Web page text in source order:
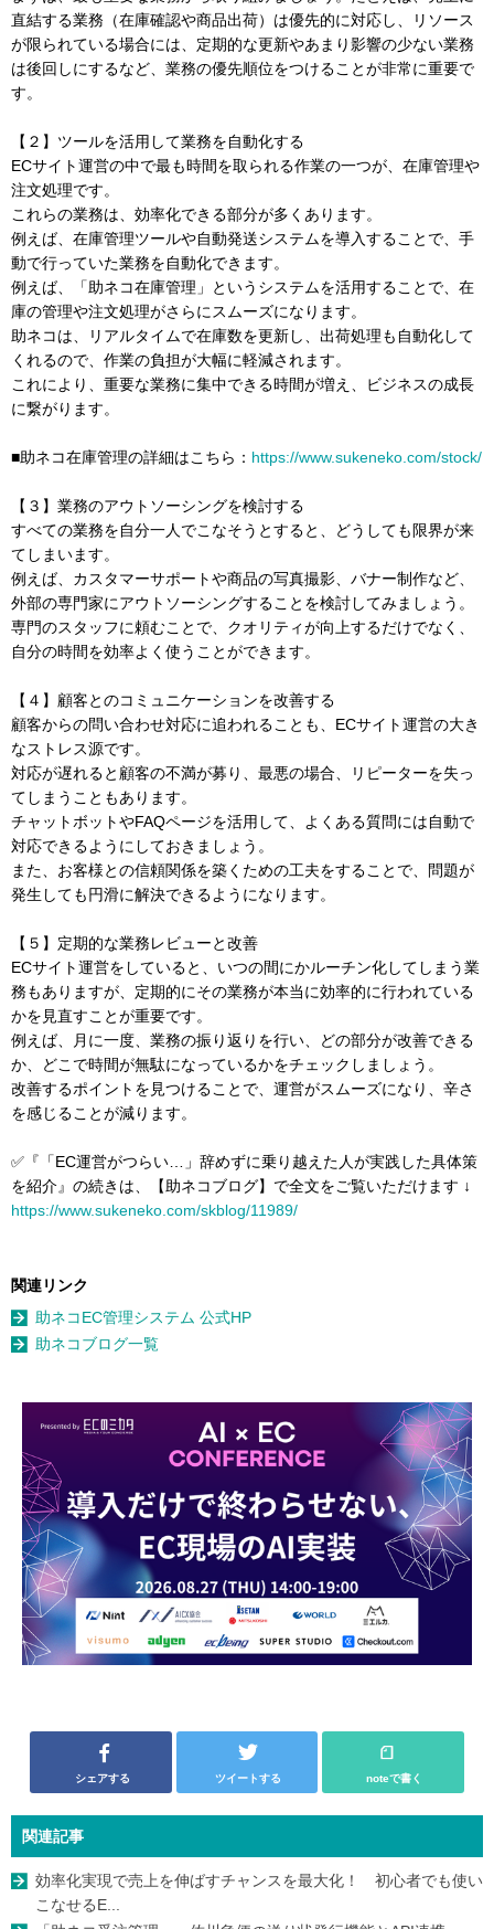
直結する業務（在庫確認や商品出荷）は優先的に対応し、リソース
が限られている場合には、定期的な更新やあまり影響の少ない業務
は後回しにするなど、業務の優先順位をつけることが非常に重要で
す。
【２】ツールを活用して業務を自動化する
ECサイト運営の中で最も時間を取られる作業の一つが、在庫管理や
注文処理です。
これらの業務は、効率化できる部分が多くあります。
例えば、在庫管理ツールや自動発送システムを導入することで、手
動で行っていた業務を自動化できます。
例えば、「助ネコ在庫管理」というシステムを活用することで、在
庫の管理や注文処理がさらにスムーズになります。
助ネコは、リアルタイムで在庫数を更新し、出荷処理も自動化して
くれるので、作業の負担が大幅に軽減されます。
これにより、重要な業務に集中できる時間が増え、ビジネスの成長
に繋がります。
■助ネコ在庫管理の詳細はこちら： https://www.sukeneko.com/stock/
【３】業務のアウトソーシングを検討する
すべての業務を自分一人でこなそうとすると、どうしても限界が来
てしまいます。
例えば、カスタマーサポートや商品の写真撮影、バナー制作など、
外部の専門家にアウトソーシングすることを検討してみましょう。
専門のスタッフに頼むことで、クオリティが向上するだけでなく、
自分の時間を効率よく使うことができます。
【４】顧客とのコミュニケーションを改善する
顧客からの問い合わせ対応に追われることも、ECサイト運営の大き
なストレス源です。
対応が遅れると顧客の不満が募り、最悪の場合、リピーターを失っ
てしまうこともあります。
チャットボットやFAQページを活用して、よくある質問には自動で
対応できるようにしておきましょう。
また、お客様との信頼関係を築くための工夫をすることで、問題が
発生しても円滑に解決できるようになります。
【５】定期的な業務レビューと改善
ECサイト運営をしていると、いつの間にかルーチン化してしまう業
務もありますが、定期的にその業務が本当に効率的に行われている
かを見直すことが重要です。
例えば、月に一度、業務の振り返りを行い、どの部分が改善できる
か、どこで時間が無駄になっているかをチェックしましょう。
改善するポイントを見つけることで、運営がスムーズになり、辛さ
を感じることが減ります。
✅『「EC運営がつらい…」辞めずに乗り越えた人が実践した具体策
を紹介』の続きは、【助ネコブログ】で全文をご覧いただけます ↓
https://www.sukeneko.com/skblog/11989/
関連リンク
助ネコEC管理システム 公式HP
助ネコブログ一覧
シェアする ツイートする noteで書く
関連記事
効率化実現で売上を伸ばすチャンスを最大化！ 初心者でも使い
こなせるE...